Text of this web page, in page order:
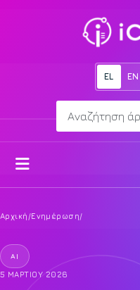
EL EN
Αναζήτηση
Άνοιγμα μενού
Αρχική /Ενημέρωση/
AI
5 ΜΑΡΤΊΟΥ 2026